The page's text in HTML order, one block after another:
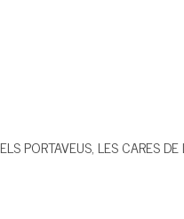
ELS PORTAVEUS, LES CARES